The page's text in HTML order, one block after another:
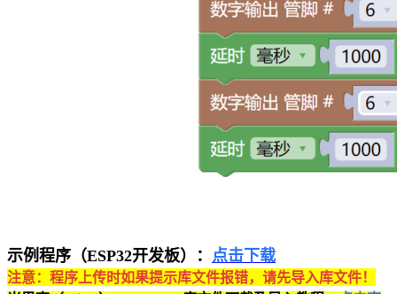
示例程序（ESP32开发板）： 点击下载
注意：程序上传时如果提示库文件报错，请先导入库文件！